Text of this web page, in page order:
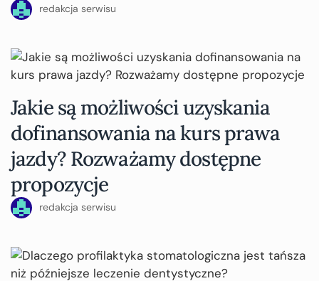
redakcja serwisu
Jakie są możliwości uzyskania
dofinansowania na kurs prawa
jazdy? Rozważamy dostępne
propozycje
redakcja serwisu